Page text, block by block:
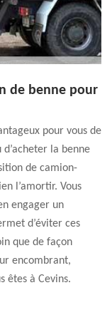
de benne pour
pour vous de
la benne
de camion-
l’amortir. Vous
engager un
d’éviter ces
que de façon
encombrant,
êtes à Cevins.